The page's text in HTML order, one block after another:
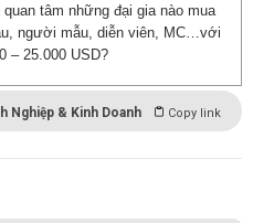
quan tâm những đại gia nào mua
người mẫu, diễn viên, MC…với
– 25.000 USD?
Nghiệp & Kinh Doanh Copy link